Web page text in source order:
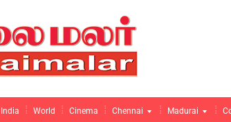
India World Cinema Chennai Madurai